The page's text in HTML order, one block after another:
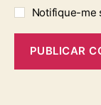
Notifique-me